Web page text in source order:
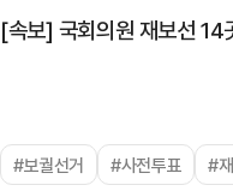
[속보] 국회의원 재보선
#보궐선거 #사전투표 #